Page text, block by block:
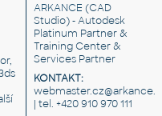
ARKANCE (CAD
Studio) - Autodesk
Platinum Partner &
Training Center &
Services Partner
KONTAKT:
| tel. +420 910 970 111